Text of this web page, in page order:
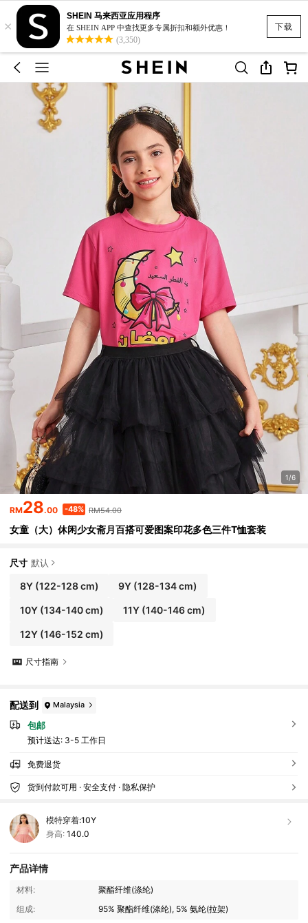
下载
×
SHEIN 马来西亚应用程序
在 SHEIN APP 中查找更多专属折扣和额外优惠！
(3,350)
1/6
RM28.00 -48% RM54.00
女童（大）休闲少女斋月百搭可爱图案印花多色三件T恤套装
尺寸 默认
8Y(122-128 cm) 9Y (128-134 cm)
10Y(134-140 cm) 11Y (140-146 cm)
12Y(146-152 cm)
尺寸指南
配送到 Malaysia
包邮
预计送达: 3-5 工作日
免费退货
货到付款可用 · 安全支付 · 隐私保护
模特穿着:10Y
身高: 140.0
产品详情
材料:
聚酯纤维(涤纶)
组成:
95% 聚酯纤维(涤纶), 5% 氨纶(拉架)
48K 关注人数